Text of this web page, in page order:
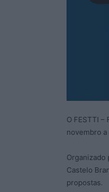
O FESTTI
novembro
Organizado
Castelo
propostas.